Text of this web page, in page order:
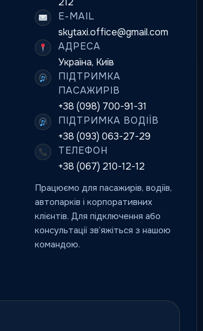
E-MAIL
skytaxi.office@gmail.com
АДРЕСА
Україна, Київ
ПІДТРИМКА
ПАСАЖИРІВ
+38 (098) 700-91-31
ПІДТРИМКА ВОДІЇВ
+38 (093) 063-27-29
ТЕЛЕФОН
+38 (067) 210-12-12
Працюємо для пасажирів, водіїв,
автопарків і корпоративних
клієнтів. Для підключення або
консультації зв’яжіться з нашою
командою.